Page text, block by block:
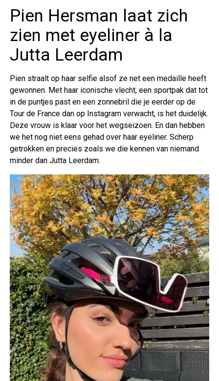
Pien Hersman laat zich
zien met eyeliner à la
Jutta Leerdam
Pien straalt op haar selfie alsof ze net een medaille heeft
gewonnen. Met haar iconische vlecht, een sportpak dat tot
in de puntjes past en een zonnebril die je eerder op de
Tour de France dan op Instagram verwacht, is het duidelijk.
Deze vrouw is klaar voor het wegseizoen. En dan hebben
we het nog niet eens gehad over haar eyeliner. Scherp
getrokken en precies zoals we die kennen van niemand
minder dan Jutta Leerdam.